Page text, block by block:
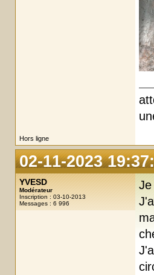
Hors ligne
02-11-2023
YVESD
Modérateur
Inscription : 03-10-2013
Messages : 6 996